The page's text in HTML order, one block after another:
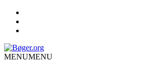
MENUMENU